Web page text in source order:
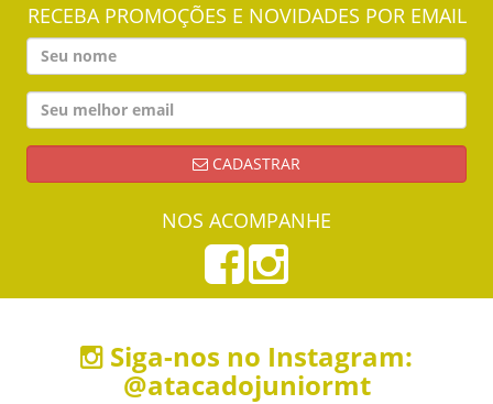
RECEBA PROMOÇÕES E NOVIDADES POR EMAIL
CADASTRAR
NOS ACOMPANHE
Siga-nos no Instagram:
@atacadojuniormt